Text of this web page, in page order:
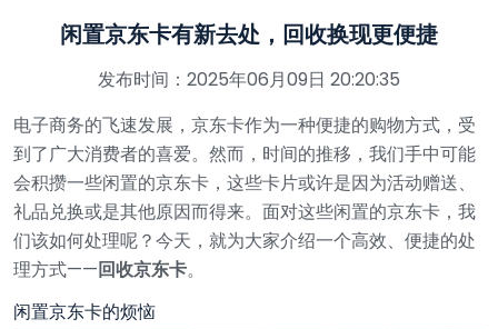
闲置京东卡有新去处，回收换现更便捷
发布时间：2025年06月09日 20:20:35
电子商务的飞速发展，京东卡作为一种便捷的购物方式，受
到了广大消费者的喜爱。然而，时间的推移，我们手中可能
会积攒一些闲置的京东卡，这些卡片或许是因为活动赠送、
礼品兑换或是其他原因而得来。面对这些闲置的京东卡，我
们该如何处理呢？今天，就为大家介绍一个高效、便捷的处
理方式——回收京东卡。
闲置京东卡的烦恼